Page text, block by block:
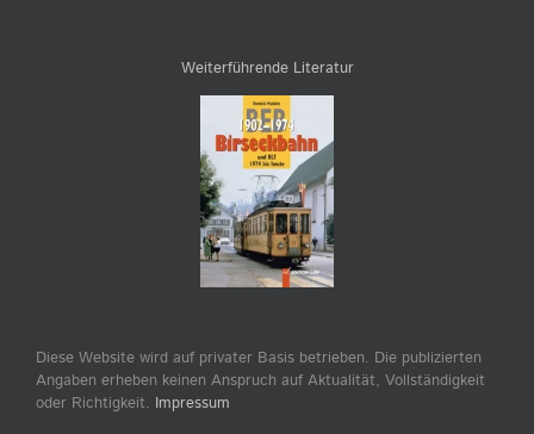
Weiterführende Literatur
Diese Website wird auf privater Basis betrieben. Die publizierten
Angaben erheben keinen Anspruch auf Aktualität, Vollständigkeit
oder Richtigkeit. Impressum